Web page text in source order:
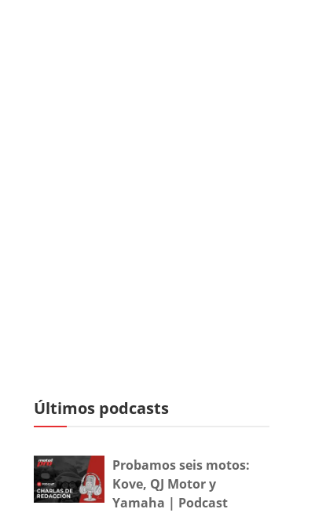
Últimos podcasts
Probamos seis motos:
Kove, QJ Motor y
Yamaha | Podcast